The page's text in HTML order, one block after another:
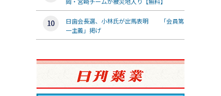
日歯会長選、小林氏が出馬表明 「会員第
一主義」掲げ